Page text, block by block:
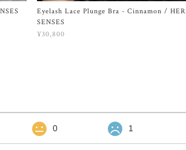
Eyelash Lace Plunge Bra - Cinnamon / HER
SENSES
¥30,800
0 1